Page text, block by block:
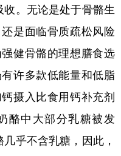
。无论是处于骨骼生
是面临骨质疏松风险
健骨骼的理想膳食选
许多款低能量和低脂
摄入比食用钙补充剂
酪中大部分乳糖被发
乎不含乳糖，因此，